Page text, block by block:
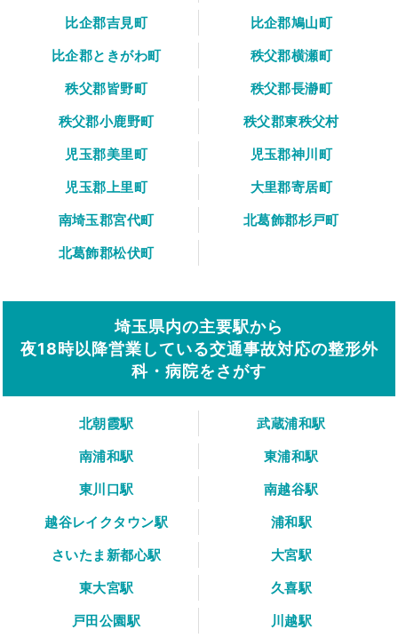
比企郡吉見町
比企郡鳩山町
比企郡ときがわ町
秩父郡横瀬町
秩父郡皆野町
秩父郡長瀞町
秩父郡小鹿野町
秩父郡東秩父村
児玉郡美里町
児玉郡神川町
児玉郡上里町
大里郡寄居町
南埼玉郡宮代町
北葛飾郡杉戸町
北葛飾郡松伏町
埼玉県内の主要駅から
夜18時以降営業している交通事故対応の整形外
科・病院をさがす
北朝霞駅
武蔵浦和駅
南浦和駅
東浦和駅
東川口駅
南越谷駅
越谷レイクタウン駅
浦和駅
さいたま新都心駅
大宮駅
東大宮駅
久喜駅
戸田公園駅
川越駅